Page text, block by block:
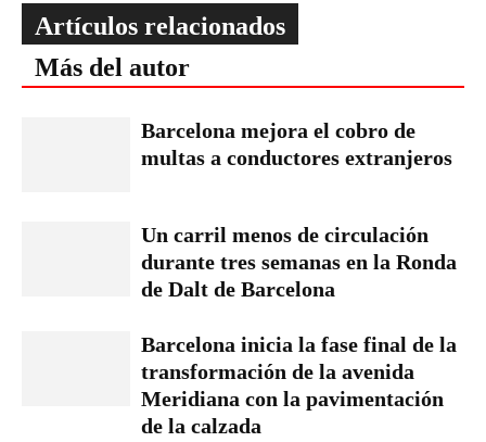
Artículos relacionados
Más del autor
Barcelona mejora el cobro de
multas a conductores extranjeros
Un carril menos de circulación
durante tres semanas en la Ronda
de Dalt de Barcelona
Barcelona inicia la fase final de la
transformación de la avenida
Meridiana con la pavimentación
de la calzada